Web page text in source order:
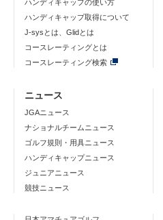
ハンディキャップの使い方
ハンディキャップ取得について
J-sysとは、Glidとは
コースレーティングとは
コースレーティング検索
ニュース
JGAニュース
ナショナルチームニュース
ゴルフ規則・用具ニュース
ハンディキャップニュース
ジュニアニュース
競技ニュース